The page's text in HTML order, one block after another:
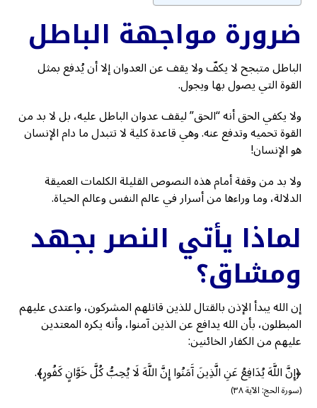
ضرورة مواجهة الباطل
الباطل متبجح لا يكفّ ولا يقف عن العدوان إلا أن يُدفع بمثل
القوة التي يصول بها ويجول.
ولا يكفي الحق أنه “الحق” ليقف عدوان الباطل عليه، بل لا بد من
القوة تحميه وتدفع عنه. وهي قاعدة كلية لا تتبدل ما دام الإنسان
هو الإنسان!
ولا بد من وقفة أمام هذه النصوص القليلة الكلمات العميقة
الدلالة، وما وراءها من أسرار في عالم النفس وعالم الحياة.
لماذا يأتي النصر بجهد
ومشاق؟
إن الله يبدأ الإذن بالقتال للذين قاتلهم المشركون، واعتدى عليهم
المبطلون، بأن الله يدافع عن الذين آمنوا، وأنه يكره المعتدين
عليهم من الكفار الخائنين:
﴿إِنَّ اللَّهَ يُدَافِعُ عَنِ الَّذِينَ آَمَنُوا إِنَّ اللَّهَ لَا يُحِبُّ كُلَّ خَوَّانٍ كَفُورٍ﴾.
(سورة الحج: الآية ٣٨)